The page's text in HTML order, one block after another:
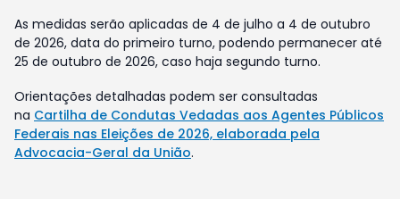
As medidas serão aplicadas de 4 de julho a 4 de outubro
de 2026, data do primeiro turno, podendo permanecer até
25 de outubro de 2026, caso haja segundo turno.
Orientações detalhadas podem ser consultadas
na Cartilha de Condutas Vedadas aos Agentes Públicos
Federais nas Eleições de 2026, elaborada pela
Advocacia-Geral da União.